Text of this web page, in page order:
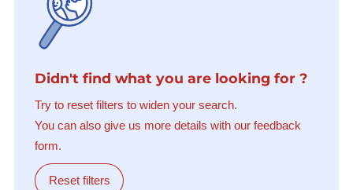
Didn't find what you are looking for ?
Try to reset filters to widen your search.
You can also give us more details with our feedback
form.
Reset filters